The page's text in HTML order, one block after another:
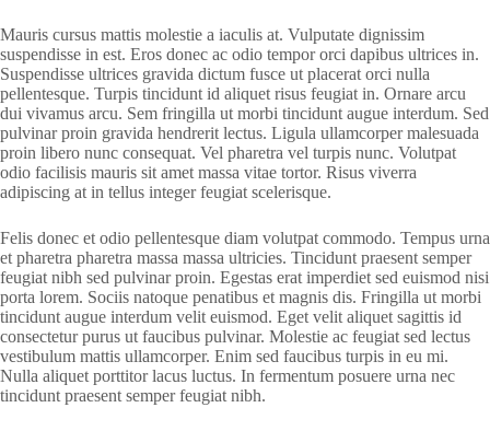
Mauris cursus mattis molestie a iaculis at. Vulputate dignissim
suspendisse in est. Eros donec ac odio tempor orci dapibus ultrices in.
Suspendisse ultrices gravida dictum fusce ut placerat orci nulla
pellentesque. Turpis tincidunt id aliquet risus feugiat in. Ornare arcu
dui vivamus arcu. Sem fringilla ut morbi tincidunt augue interdum. Sed
pulvinar proin gravida hendrerit lectus. Ligula ullamcorper malesuada
proin libero nunc consequat. Vel pharetra vel turpis nunc. Volutpat
odio facilisis mauris sit amet massa vitae tortor. Risus viverra
adipiscing at in tellus integer feugiat scelerisque.
Felis donec et odio pellentesque diam volutpat commodo. Tempus urna
et pharetra pharetra massa massa ultricies. Tincidunt praesent semper
feugiat nibh sed pulvinar proin. Egestas erat imperdiet sed euismod nisi
porta lorem. Sociis natoque penatibus et magnis dis. Fringilla ut morbi
tincidunt augue interdum velit euismod. Eget velit aliquet sagittis id
consectetur purus ut faucibus pulvinar. Molestie ac feugiat sed lectus
vestibulum mattis ullamcorper. Enim sed faucibus turpis in eu mi.
Nulla aliquet porttitor lacus luctus. In fermentum posuere urna nec
tincidunt praesent semper feugiat nibh.